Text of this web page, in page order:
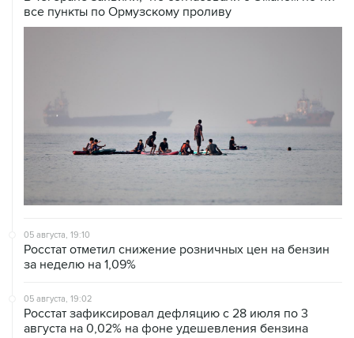
все пункты по Ормузскому проливу
05 августа, 19:10
Росстат отметил снижение розничных цен на бензин
за неделю на 1,09%
05 августа, 19:02
Росстат зафиксировал дефляцию с 28 июля по 3
августа на 0,02% на фоне удешевления бензина